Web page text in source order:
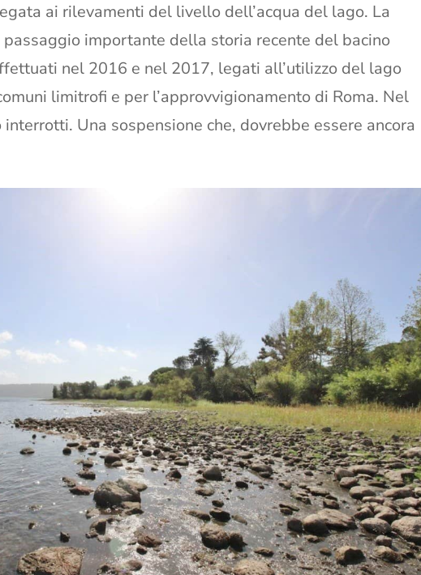
ai rilevamenti del livello dell’acqua del lago. La
passaggio importante della storia recente del bacino
nel 2016 e nel 2017, legati all’utilizzo del lago
limitrofi e per l’approvvigionamento di Roma. Nel
Una sospensione che, dovrebbe essere ancora